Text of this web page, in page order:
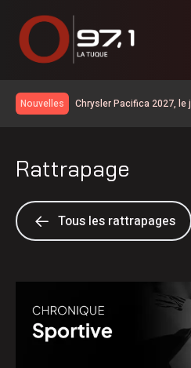
Nouvelles
Chrysler Pacifica 2027,
Le taux de chômage
Chaudière-Appalaches
pays
Grave accident sur la 155
Accident : la route 155
600 embarcations
concertée en sécurité
Les Bourses Objectif
Latuquois
Rattrapage
Tous les rattrapages